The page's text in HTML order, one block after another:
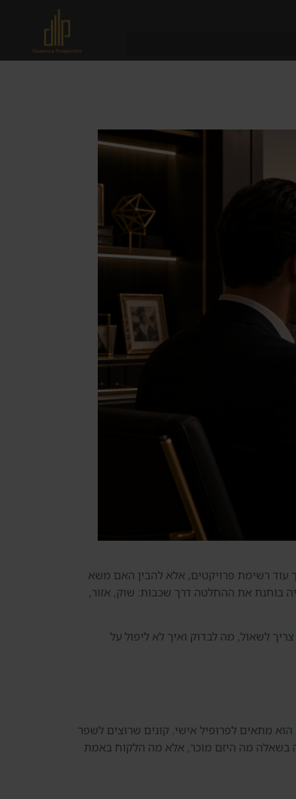
עוד רשימת פרויקטים, אלא להבין האם משא
בוחנת את ההחלטה דרך שכבות: שוק, אזור,
לשאול, מה לבדוק ואיך לא ליפול על
מתאים לפרופיל אישי. קונים שרוצים לשפר
בשאלה מה היזם מוכר, אלא מה הלקוח באמת